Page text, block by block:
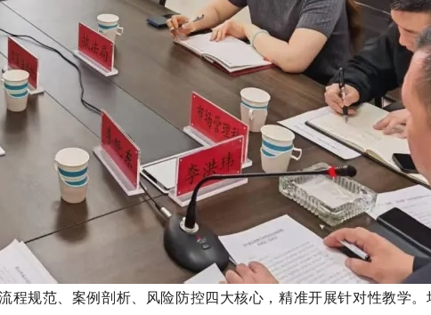
程规范、 案例剖析 、风险防控四大核心，精准开展针对性教学